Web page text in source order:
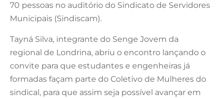
70 pessoas no auditório do Sindicato de Servidores
Municipais (Sindiscam).
Tayná Silva, integrante do Senge Jovem da
regional de Londrina, abriu o encontro lançando o
convite para que estudantes e engenheiras já
formadas façam parte do Coletivo de Mulheres do
sindical, para que assim seja possível avançar em